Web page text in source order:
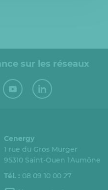
sur les réseaux
Cenergy
1 rue du Gros Murger
95310 Saint-Ouen l'Aumône
Tél. : 08 09 10 00 27